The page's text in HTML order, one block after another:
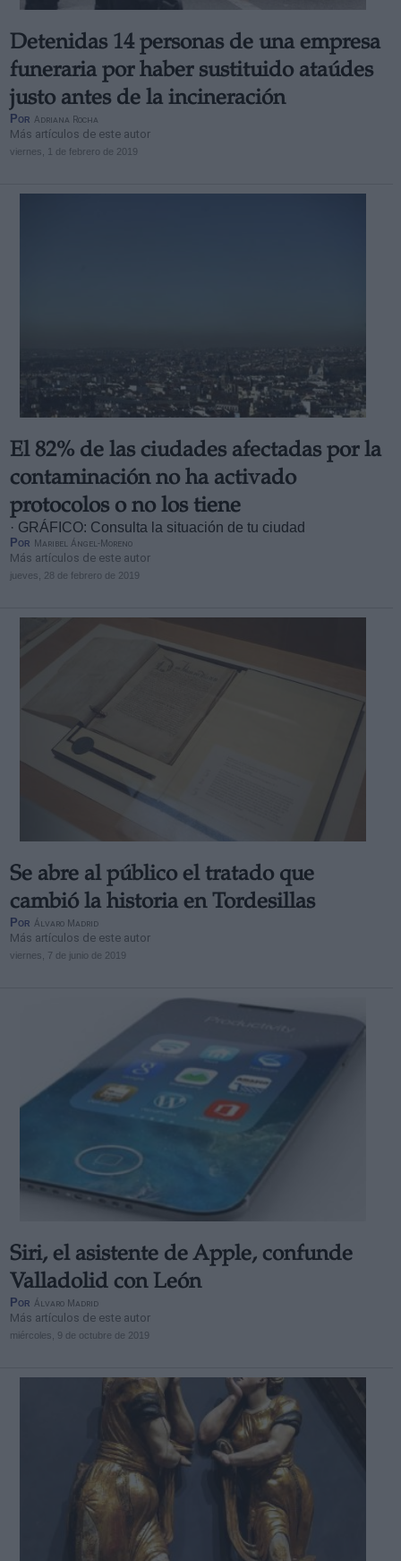
Detenidas 14 personas de una empresa
funeraria por haber sustituido ataúdes
justo antes de la incineración
Por Adriana Rocha
Más artículos de este autor
viernes, 1 de febrero de 2019
El 82% de las ciudades afectadas por la
contaminación no ha activado
protocolos o no los tiene
· GRÁFICO: Consulta la situación de tu ciudad
Por Maribel Ángel-Moreno
Más artículos de este autor
jueves, 28 de febrero de 2019
Se abre al público el tratado que
cambió la historia en Tordesillas
Por Álvaro Madrid
Más artículos de este autor
viernes, 7 de junio de 2019
Siri, el asistente de Apple, confunde
Valladolid con León
Por Álvaro Madrid
Más artículos de este autor
miércoles, 9 de octubre de 2019